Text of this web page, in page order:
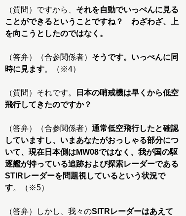
（質問）ですから、 それを自動でいっぺんに見る
ことができるということですね？ わざわざ、上
を向こうとしたのではなく。
（答弁）（合参関係者） そうです。いっぺんに同
時に見ます。（※4）
（質問）それです。
日本の哨戒機は早くから低空
飛行してきたのですか？
（答弁）（合参関係者） 通常低空飛行したと確認
していますし、いまあなたがおっしゃる部分につ
いて、現在日本側はMW08ではなく、我が国の駆
逐艦が持っている追跡および探索レーダーである
STIRレーダーを問題視しているという状況で
す。（※5）
（答弁）しかし、我々のSITRレーダーはあえて